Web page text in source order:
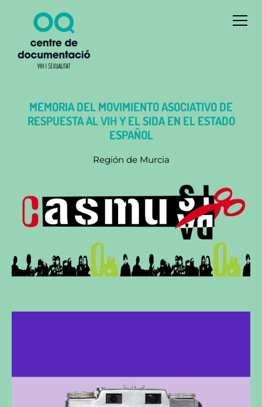
MEMORIA DEL MOVIMIENTO ASOCIATIVO DE
RESPUESTA AL VIH Y EL SIDA EN EL ESTADO
ESPAÑOL
Región de Murcia